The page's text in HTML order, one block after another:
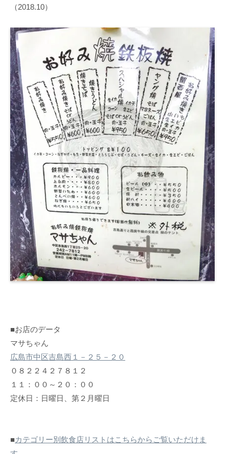
（2018.10）
■お店のデータ
マサちゃん
広島市中区吉島西１－２５－２０
０８２２４２７８１２
１１：００～２０：００
定休日：日曜日、第２月曜日
■カテゴリー別飲食店リストはこちらからご覧いただけま